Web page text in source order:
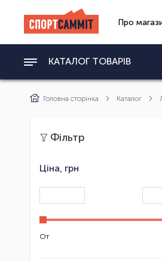
Про
КАТАЛОГ ТОВАРІВ
Головна сторінка Каталог
Фільтр
Ціна, грн
От